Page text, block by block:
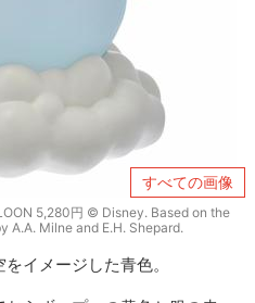
すべての画像
5,280円 © Disney. Based on the
A.A. Milne and E.H. Shepard.
イメージした青色。